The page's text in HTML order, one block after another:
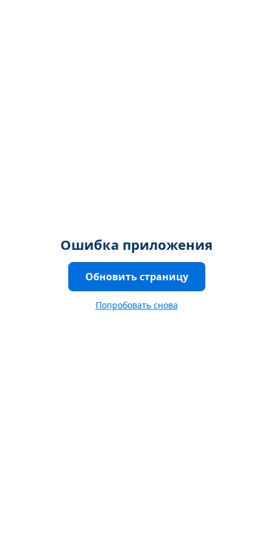
Ошибка приложения
Обновить страницу
Попробовать снова